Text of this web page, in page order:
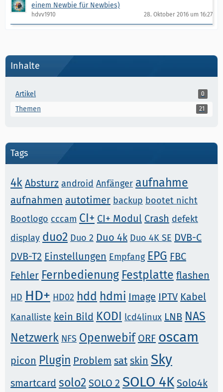
einem Newbie für Newbies)
hdvv1910 28. Oktober 2016 um 16:27
Inhalte
Artikel 0
Themen 21
Tags
4k Absturz android Anfänger aufnahme
aufnahmen autotimer backup bootet nicht
Bootlogo cccam CI+ CI+ Modul Crash defekt
display duo2 Duo 2 Duo 4k Duo 4K SE DVB-C
DVB-T2 Einstellungen Empfang EPG FBC
Fehler Fernbedienung Festplatte flashen
HD HD+ HD02 hdd hdmi Image IPTV Kabel
Kanalliste kein Bild KODI lcd4linux LNB NAS
Netzwerk NFS Openwebif ORF oscam
picon Plugin Problem sat skin Sky
smartcard solo2 SOLO 2 SOLO 4K Solo4k